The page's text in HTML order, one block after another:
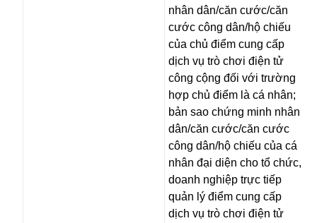
nhân dân/căn cước/căn
cước công dân/hộ chiếu
của chủ điểm cung cấp
dịch vụ trò chơi điện tử
công cộng đối với trường
hợp chủ điểm là cá nhân;
bản sao chứng minh nhân
dân/căn cước/căn cước
công dân/hộ chiếu của cá
nhân đại diện cho tổ chức,
doanh nghiệp trực tiếp
quản lý điểm cung cấp
dịch vụ trò chơi điện tử